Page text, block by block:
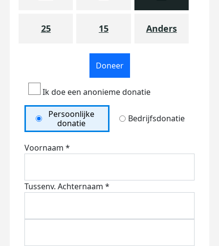
25 15 Anders
Doneer
Ik doe een anonieme donatie
Persoonlijke
donatie
Bedrijfsdonatie
Voornaam *
Tussenv. Achternaam *